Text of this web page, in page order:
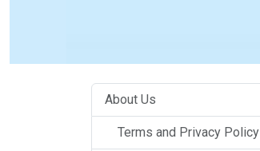
About Us
Terms and Privacy Policy